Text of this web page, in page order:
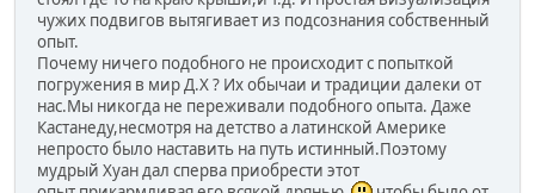
чужих подвигов вытягивает из подсознания собственный
опыт.
Почему ничего подобного не происходит с попыткой
погружения в мир Д.Х ? Их обычаи и традиции далеки от
нас.Мы никогда не переживали подобного опыта. Даже
Кастанеду,несмотря на детство а латинской Америке
непросто было наставить на путь истинный.Поэтому
мудрый Хуан дал сперва приобрести этот